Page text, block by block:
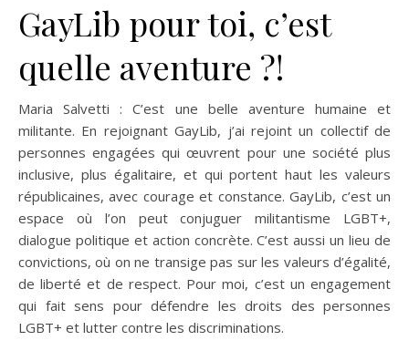
GayLib pour toi, c’est
quelle aventure ?!
Maria Salvetti : C’est une belle aventure humaine et
militante. En rejoignant GayLib, j’ai rejoint un collectif de
personnes engagées qui œuvrent pour une société plus
inclusive, plus égalitaire, et qui portent haut les valeurs
républicaines, avec courage et constance. GayLib, c’est un
espace où l’on peut conjuguer militantisme LGBT+,
dialogue politique et action concrète. C’est aussi un lieu de
convictions, où on ne transige pas sur les valeurs d’égalité,
de liberté et de respect. Pour moi, c’est un engagement
qui fait sens pour défendre les droits des personnes
LGBT+ et lutter contre les discriminations.